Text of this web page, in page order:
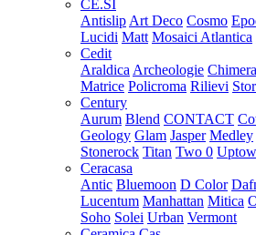
CE.SI
Antislip Art Deco Cosmo
Lucidi Matt Mosaici Atlantica
Cedit
Araldica Archeologie Chimera
Matrice Policroma Rilievi
Century
Aurum Blend CONTACT
Geology Glam Jasper Medley
Stonerock Titan Two 0
Ceracasa
Antic Bluemoon D Color
Lucentum Manhattan Mitica
Soho Solei Urban Vermont